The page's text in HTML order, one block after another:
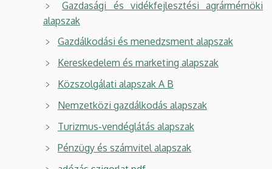
Gazdasági és vidékfejlesztési agrármérnöki
alapszak
Gazdálkodási és menedzsment alapszak
Kereskedelem és marketing alapszak
Közszolgálati alapszak A B
Nemzetközi gazdálkodás alapszak
Turizmus-vendéglátás alapszak
Pénzügy és számvitel alapszak